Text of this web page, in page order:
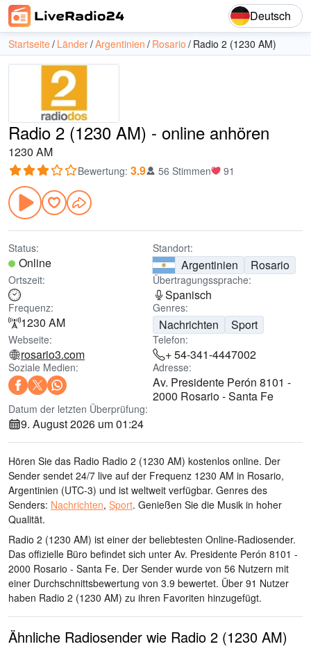
Deutsch
Startseite Länder Argentinien Rosario Radio 2 (1230 AM)
Radio 2 (1230 AM) - online anhören
1230 AM
Bewertung: 3.9 56 Stimmen 91
Status:
Online
Standort:
Argentinien Rosario
Ortszeit: Übertragungssprache:
Spanisch
Frequenz:
1230 AM
Genres:
Nachrichten Sport
Webseite:
rosario3.com
Telefon:
+ 54-341-4447002
Soziale Medien: Adresse:
Av. Presidente Perón 8101 -
2000 Rosario - Santa Fe
Datum der letzten Überprüfung:
9. August 2026 um 01:24
Hören Sie das Radio Radio 2 (1230 AM) kostenlos online. Der
Sender sendet 24/7 live auf der Frequenz 1230 AM in Rosario,
Argentinien (UTC-3) und ist weltweit verfügbar. Genres des
Senders: Nachrichten, Sport. Genießen Sie die Musik in hoher
Qualität.
Radio 2 (1230 AM) ist einer der beliebtesten Online-Radiosender.
Das offizielle Büro befindet sich unter Av. Presidente Perón 8101 -
2000 Rosario - Santa Fe. Der Sender wurde von 56 Nutzern mit
einer Durchschnittsbewertung von 3.9 bewertet. Über 91 Nutzer
haben Radio 2 (1230 AM) zu ihren Favoriten hinzugefügt.
Ähnliche Radiosender wie Radio 2 (1230 AM)